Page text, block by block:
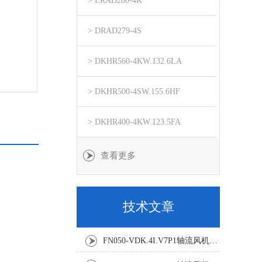
> DRAD279-4S
> DKHR560-4KW.132.6LA
> DKHR500-4SW.155.6HF
> DKHR400-4KW.123.5FA
查看更多
技术文章
FN050-VDK.4I.V7P1轴流风机：精密温控背后的空气动力学杰作